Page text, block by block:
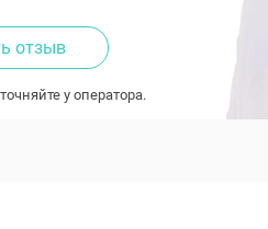
отзыв
у оператора.